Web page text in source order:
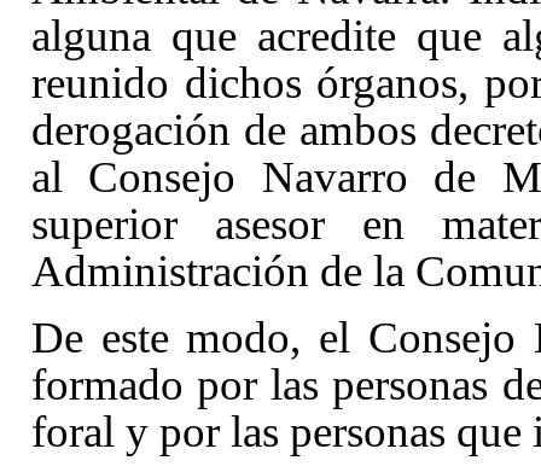
alguna que acredite que
reunido dichos órganos,
derogación de ambos
al Consejo Navarro de
superior asesor en
Administración de la
De este modo, el
formado por las personas
foral y por las personas que